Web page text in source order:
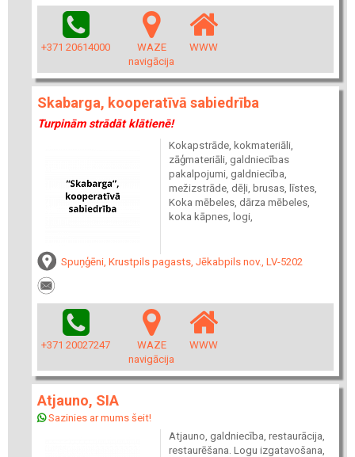
+371 20614000
WAZE
navigācija
WWW
Skabarga, kooperatīvā sabiedrība
Turpinām strādāt klātienē!
Kokapstrāde, kokmateriāli,
zāģmateriāli, galdniecības
pakalpojumi, galdniecība,
mežizstrāde, dēļi, brusas, līstes,
Koka mēbeles, dārza mēbeles,
koka kāpnes, logi,
Spuņģēni, Krustpils pagasts, Jēkabpils nov., LV-5202
+371 20027247
WAZE
navigācija
WWW
Atjauno, SIA
Sazinies ar mums šeit!
Atjauno, galdniecība, restaurācija,
restaurēšana. Logu izgatavošana,